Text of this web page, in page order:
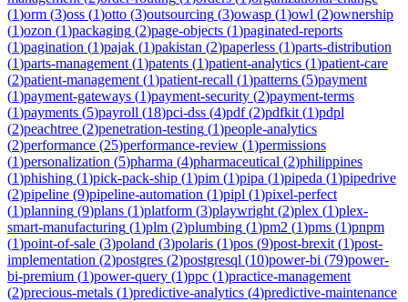
(1)orm (3)oss (1)otto (3)outsourcing (3)owasp (1)owl (2)ownership
(1)ozon (1)packaging (2)page-objects (1)paginated-reports
(1)pagination (1)pajak (1)pakistan (2)paperless (1)parts-distribution
(1)parts-management (1)patents (1)patient-analytics (1)patient-care
(2)patient-management (1)patient-recall (1)patterns (5)payment
(1)payment-gateways (1)payment-security (2)payment-terms
(1)payments (5)payroll (18)pci-dss (4)pdf(2)pdfkit (1)pdpl
(2)peachtree (2)penetration-testing (1)people-analytics
(2)performance (25)performance-review (1)permissions
(1)personalization (5)pharma (4)pharmaceutical (2)philippines
(1)phishing (1)pick-pack-ship (1)pim (1)pipa (1)pipeda (1)pipedrive
(2)pipeline (9)pipeline-automation (1)pipl (1)pixel-perfect
(1)planning (9)plans (1)platform (3)playwright (2)plex (1)plex-
smart-manufacturing (1)plm (2)plumbing (1)pm2 (1)pms (1)pnpm
(1)point-of-sale (3)poland (3)polaris (1)pos (9)post-brexit (1)post-
implementation (2)postgres (2)postgresql (10)power-bi (79)power-
bi-premium (1)power-query (1)ppc (1)practice-management
(2)precious-metals (1)predictive-analytics (4)predictive-maintenance